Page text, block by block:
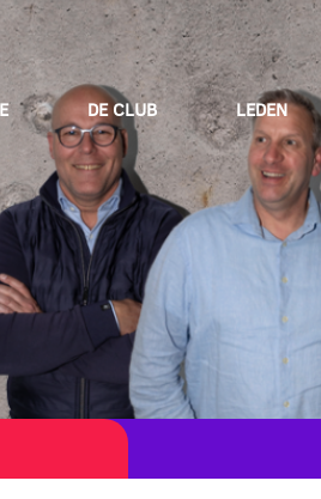
DE CLUB LEDEN